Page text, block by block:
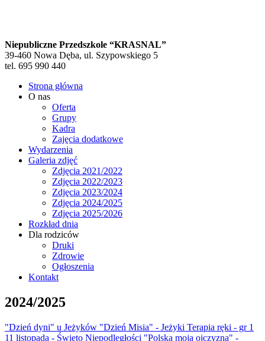
Niepubliczne Przedszkole “KRASNAL”
39-460 Nowa Dęba, ul. Szypowskiego 5
tel. 695 990 440
Strona główna
O nas
Oferta
Grupy
Kadra
Zajęcia dodatkowe
Wydarzenia
Galeria zdjęć
Zdjęcia 2021/2022
Zdjęcia 2022/2023
Zdjęcia 2023/2024
Zdjęcia 2024/2025
Zdjęcia 2025/2026
Rozkład dnia
Dla rodziców
Druki
Zdrowie
Ogłoszenia
Kontakt
2024/2025
"Dzień dyni" u Jeżyków "Dzień Misia" - Jeżyki Terapia ręki - gr 1
11 listopada - Święto Niepodległości "Polska moja ojczyzna" -